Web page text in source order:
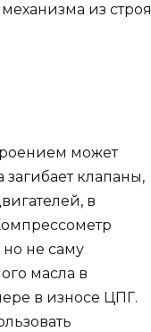
из строя
может
клапаны,
в
не саму
масла в
в износе ЦПГ.